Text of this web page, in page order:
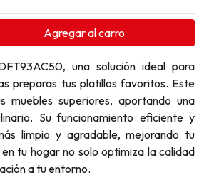
Agregaral carro
una solución ideal para
preparas tus platillos favoritos. Este
muebles superiores, aportando una
Su funcionamiento eficiente y
limpio y agradable, mejorando tu
tu hogar no solo optimiza la calidad
a tu entorno.